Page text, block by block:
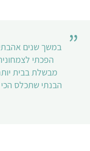
הפכתי
מבשלת בבית
הבנתי שתכלס הכי